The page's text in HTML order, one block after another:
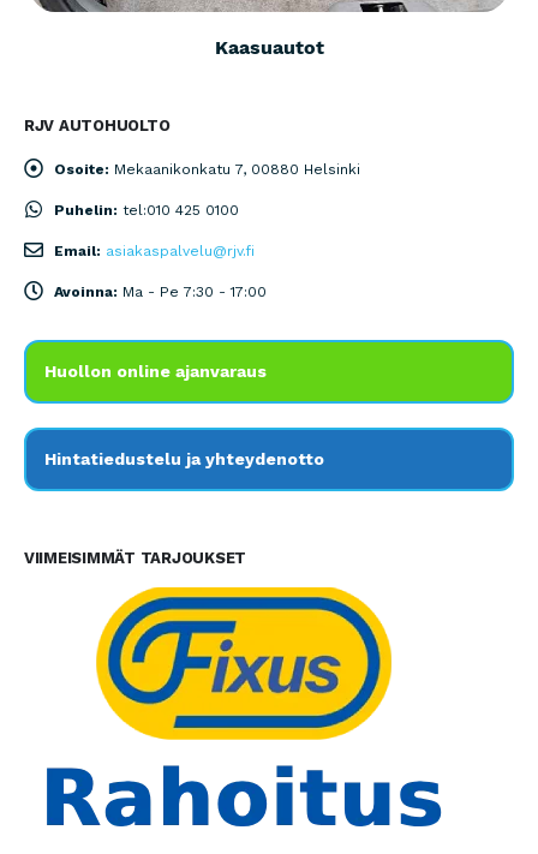
Kaasuautot
RJV AUTOHUOLTO
Osoite: Mekaanikonkatu 7, 00880 Helsinki
Puhelin: tel:010 425 0100
Email: asiakaspalvelu@rjv.fi
Avoinna: Ma - Pe 7:30 - 17:00
Huollon online ajanvaraus
Hintatiedustelu ja yhteydenotto
VIIMEISIMMÄT TARJOUKSET